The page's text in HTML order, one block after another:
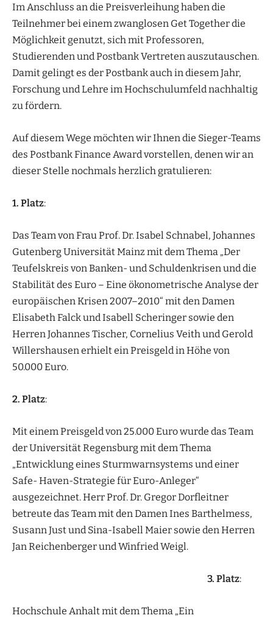
Im Anschluss an die Preisverleihung haben die
Teilnehmer bei einem zwanglosen Get Together die
Möglichkeit genutzt, sich mit Professoren,
Studierenden und Postbank Vertreten auszutauschen.
Damit gelingt es der Postbank auch in diesem Jahr,
Forschung und Lehre im Hochschulumfeld nachhaltig
zu fördern.
Auf diesem Wege möchten wir Ihnen die Sieger-Teams
des Postbank Finance Award vorstellen, denen wir an
dieser Stelle nochmals herzlich gratulieren:
1. Platz:
Das Team von Frau Prof. Dr. Isabel Schnabel, Johannes
Gutenberg Universität Mainz mit dem Thema „Der
Teufelskreis von Banken- und Schuldenkrisen und die
Stabilität des Euro – Eine ökonometrische Analyse der
europäischen Krisen 2007–2010“ mit den Damen
Elisabeth Falck und Isabell Scheringer sowie den
Herren Johannes Tischer, Cornelius Veith und Gerold
Willershausen erhielt ein Preisgeld in Höhe von
50.000 Euro.
2. Platz:
Mit einem Preisgeld von 25.000 Euro wurde das Team
der Universität Regensburg mit dem Thema
„Entwicklung eines Sturmwarnsystems und einer
Safe- Haven-Strategie für Euro-Anleger“
ausgezeichnet. Herr Prof. Dr. Gregor Dorfleitner
betreute das Team mit den Damen Ines Barthelmess,
Susann Just und Sina-Isabell Maier sowie den Herren
Jan Reichenberger und Winfried Weigl.
3. Platz:
Hochschule Anhalt mit dem Thema „Ein